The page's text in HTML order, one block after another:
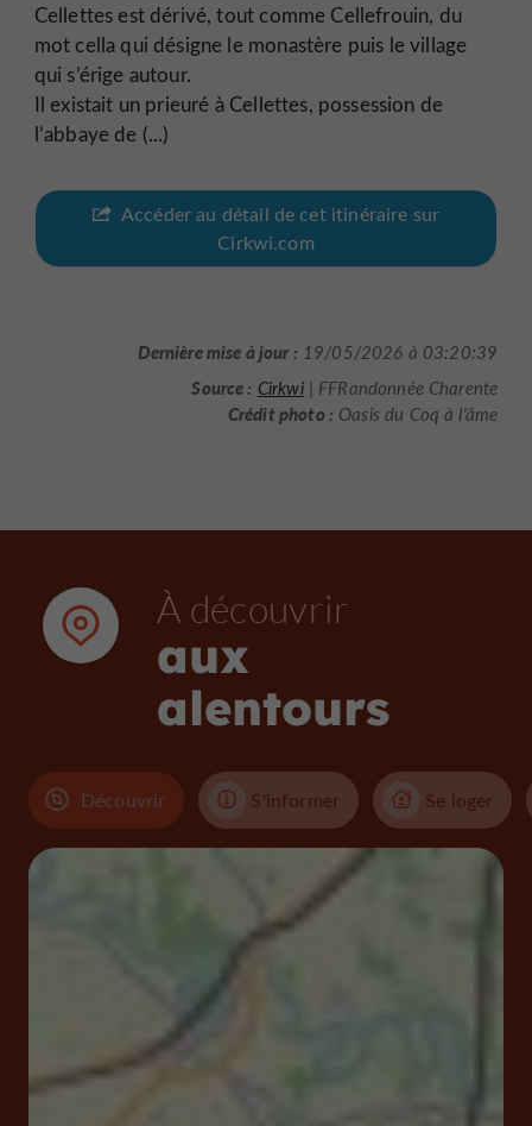
Cellettes est dérivé, tout comme Cellefrouin, du
mot cella qui désigne le monastère puis le village
qui s’érige autour.
Il existait un prieuré à Cellettes, possession de
l’abbaye de (...)
Accéder au détail de cet itinéraire sur
Cirkwi.com
Dernière mise à jour : 19/05/2026 à 03:20:39
Source : Cirkwi| FFRandonnée Charente
Crédit photo : Oasis du Coq à l'âme
À découvrir
aux
alentours
Découvrir S'informer Se loger